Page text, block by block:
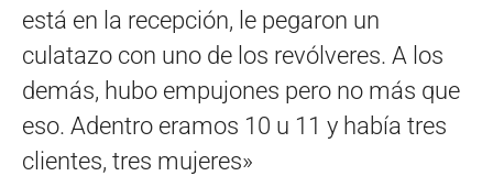
está en la recepción, le pegaron un
culatazo con uno de los revólveres. A los
demás, hubo empujones pero no más que
eso. Adentro eramos 10 u 11 y había tres
clientes, tres mujeres»